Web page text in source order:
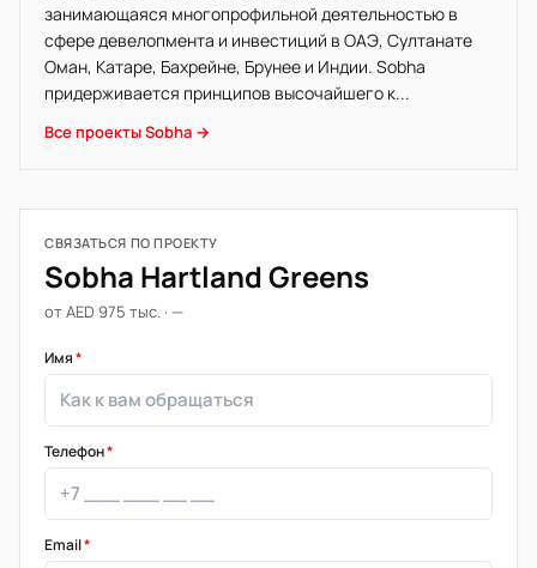
занимающаяся многопрофильной деятельностью в
сфере девелопмента и инвестиций в ОАЭ, Султанате
Оман, Катаре, Бахрейне, Брунее и Индии. Sobha
придерживается принципов высочайшего к...
Все проекты Sobha →
СВЯЗАТЬСЯ ПО ПРОЕКТУ
Sobha Hartland Greens
от AED 975 тыс. · —
Имя*
Телефон*
Email*